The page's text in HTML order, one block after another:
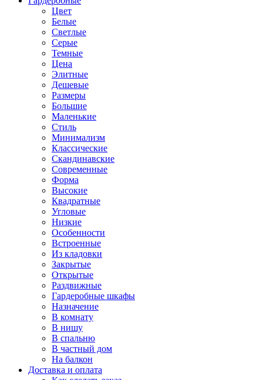
Цвет
Белые
Светлые
Серые
Темные
Цена
Элитные
Дешевые
Размеры
Большие
Маленькие
Стиль
Минимализм
Классические
Скандинавские
Современные
Форма
Высокие
Квадратные
Угловые
Низкие
Особенности
Встроенные
Из кладовки
Закрытые
Открытые
Раздвижные
Гардеробные шкафы
Назначение
В комнату
В нишу
В спальню
В частный дом
На балкон
Доставка и оплата